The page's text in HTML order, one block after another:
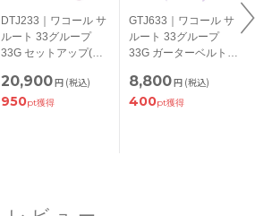
DTJ233｜ワコール サ
ルート 33グループ
33G セットアップ(キ
20,900円 (税込)
950pt獲得
GTJ633｜ワコール サ
ルート 33グループ
33G ガーターベルト
8,800円 (税込)
400pt獲得